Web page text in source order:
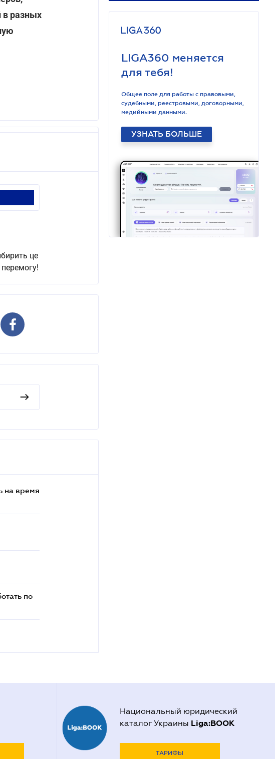
в разных
це
на время
по
LIGA360 меняется
для тебя!
Общее поле для работы с правовыми,
судебными, реестровыми, договорными,
медийными данными.
УЗНАТЬ БОЛЬШЕ
Национальный юридический
каталог Украины Liga:BOOK
ТАРИФЫ